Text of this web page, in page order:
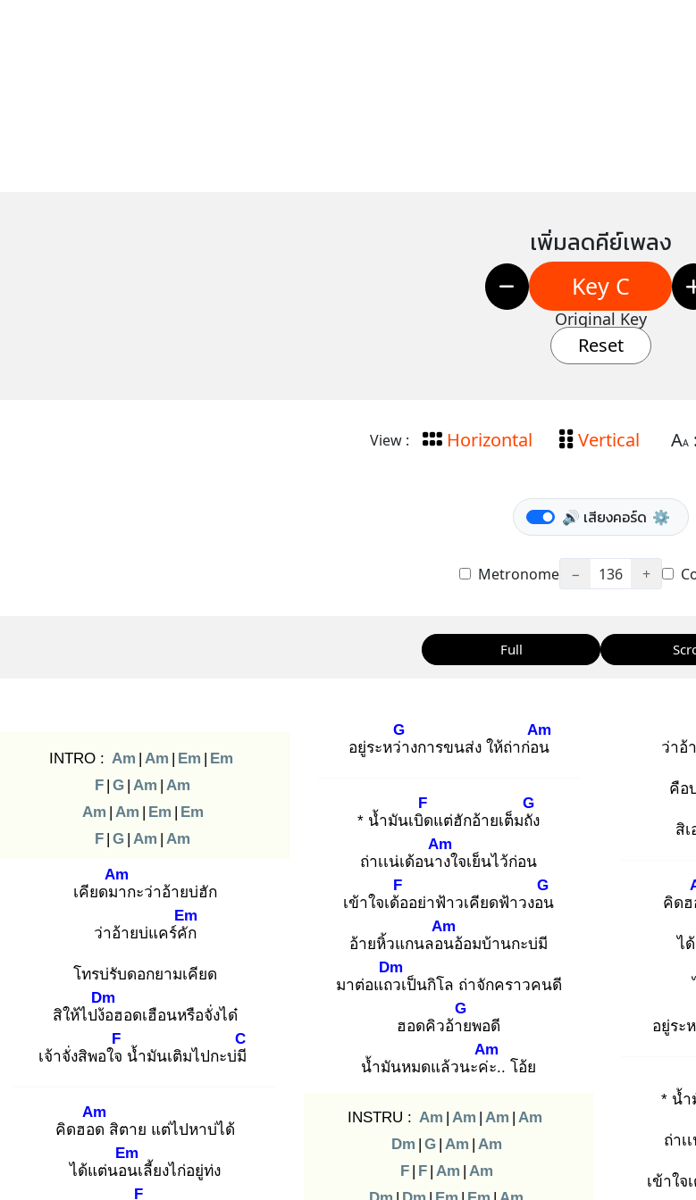
เพิ่มลดคีย์เพลง
Key C
Original Key
Reset
View : Horizontal Vertical AA:
🔊 เสียงคอร์ด ⚙️
Metronome − 136 +
Full
INTRO : Am | Am | Em | Em
F | G | Am | Am
Am | Am | Em | Em
F | G | Am | Am
เคียดมา
Am
กะว่าอ้ายบ่ฮัก
ว่าอ้ายบ่แคร์คัก
Em
โทรบ่รับดอกยามเคียด
สิให้ไปง้อ
Dm
ฮอดเฮือนหรือจั่งได๋
เจ้าจั่งสิพอใจ
F
น้ำมันเติมไปกะบ่มี
C
คิดฮอด
Am
สิตาย แต่ไปหาบ่ได้
ได้แต่นอน
Em
เลี้ยงไก่อยู่ท่ง
F
อยู่ระหว่า
G
งการขนส่ง ให้ถ่าก่อน
Am
* น้ำมันเบิด
F
แต่ฮักอ้ายเต็มถัง
G
ถ่าเเน่เด้อนาง
Am
ใจเย็นไว้ก่อน
เข้าใจเด้อ
F
อย่าฟ้าวเคียดฟ้าวงอน
G
อ้ายหิ้วแกนลอน
Am
อ้อมบ้านกะบ่มี
มาต่อแถว
Dm
เป็นกิโล ถ่าจักคราวคนดี
ฮอดคิวอ้าย
G
พอดี
น้ำมันหมดแล้วนะค่ะ
Am
.. โอ้ย
INSTRU : Am | Am | Am | Am
Dm | G | Am | Am
F | F | Am | Am
ว่าอ้
คือ
สิ
คิดฮ
ไ
อยู่ระ
* น้ำ
ถ่าเ
เข้าใจ